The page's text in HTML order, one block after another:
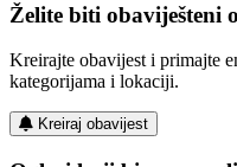
Želite biti obaviješteni
Kreirajte obavijest i primajte
kategorijama i lokaciji.
Kreiraj obavijest